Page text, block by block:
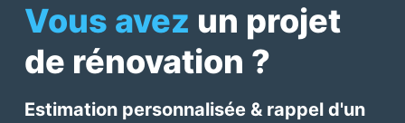
Vous avez un projet
de rénovation ?
Estimation personnalisée & rappel d'un